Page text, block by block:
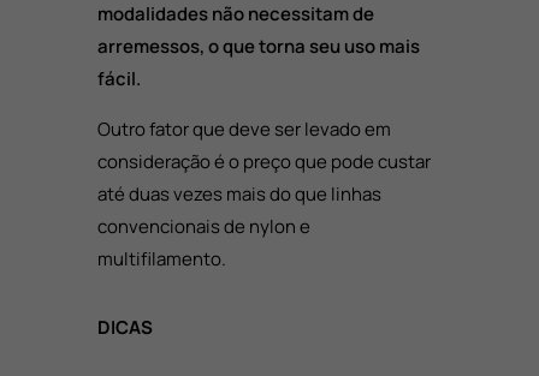
modalidades não necessitam de
arremessos, o que torna seu uso mais
fácil.
Outro fator que deve ser levado em
consideração é o preço que pode custar
até duas vezes mais do que linhas
convencionais de nylon e
multifilamento.
DICAS